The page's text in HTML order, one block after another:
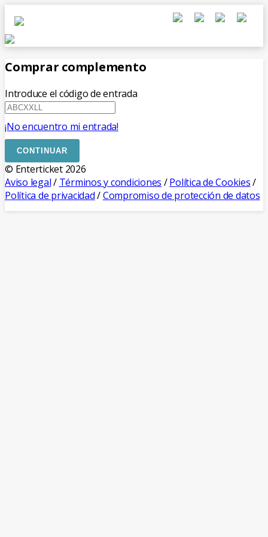
Comprar complemento
Introduce el código de entrada
¡No encuentro mi entrada!
CONTINUAR
© Enterticket 2026
Aviso legal/ Términos y condiciones /Política de Cookies/
Política de privacidad/Compromiso de protección de datos